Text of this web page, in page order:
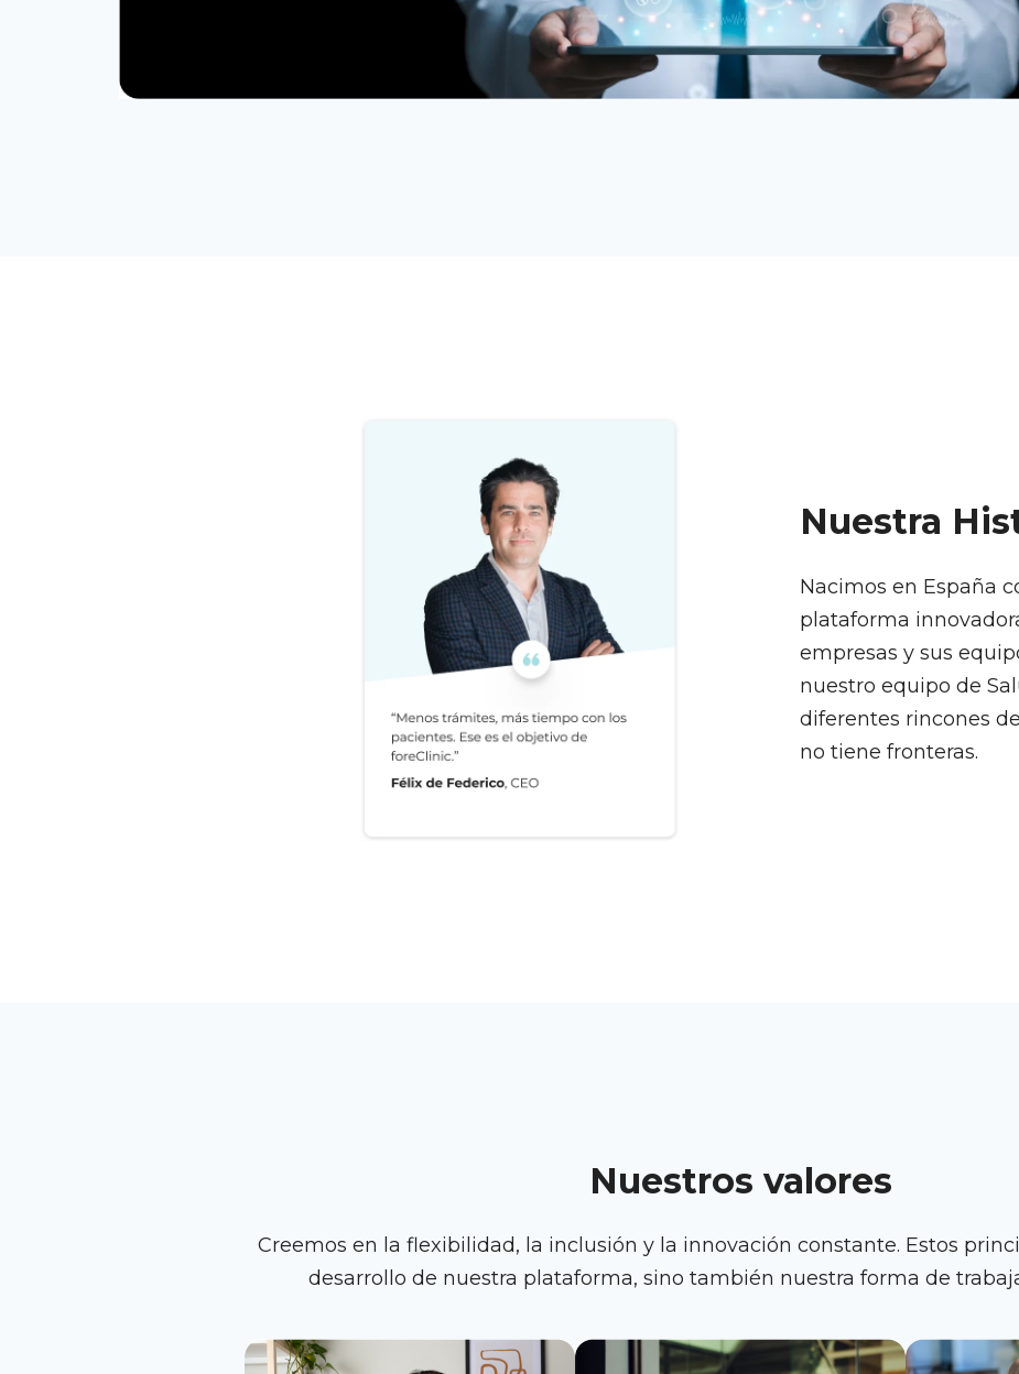
Nuestra
Nacimos en España
plataforma
empresas y sus
nuestro equipo de
diferentes rincones
no tiene fronteras.
Nuestros valores
Creemos en la flexibilidad, la inclusión y la innovación constante. Estos
desarrollo de nuestra plataforma, sino también nuestra forma de